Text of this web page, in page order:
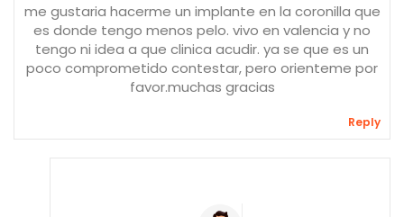
me gustaria hacerme un implante en la coronilla que
es donde tengo menos pelo. vivo en valencia y no
tengo ni idea a que clinica acudir. ya se que es un
poco comprometido contestar, pero orienteme por
favor.muchas gracias
Reply